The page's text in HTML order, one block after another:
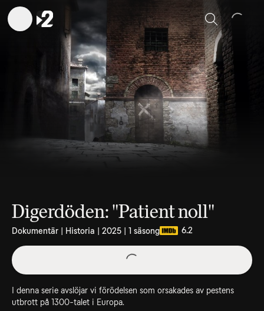
Sök
Digerdöden: "Patient noll"
Dokumentär | Historia | 2025 | 1 säsong 6.2
I denna serie avslöjar vi förödelsen som orsakades av pestens
utbrott på 1300-talet i Europa.